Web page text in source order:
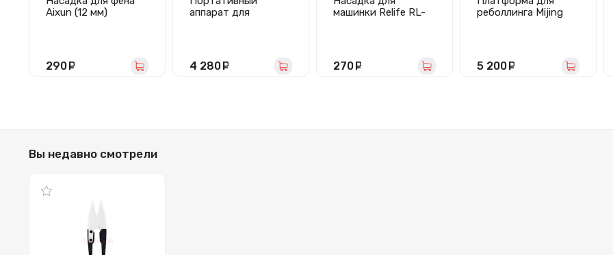
Aixun (12 мм)
290
аппарат для
4 280 руб.
машинки Relife RL-
270
реболлинга Mijing
трафаретами
5 200 руб.
Вы недавно смотрели